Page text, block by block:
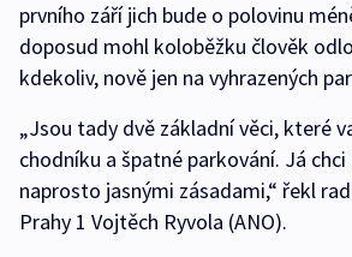
prvního září jich bude o polovinu
doposud mohl koloběžku člověk
kdekoliv, nově jen na vyhrazených
„Jsou tady dvě základní věci, které
chodníku a špatné parkování. Já
naprosto jasnými zásadami,“ řekl
Prahy 1 Vojtěch Ryvola (ANO).